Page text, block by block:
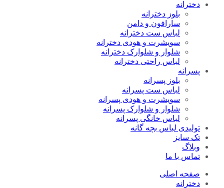
دخترانه
بلوز دخترانه
سارافون و دامن
لباس ست دخترانه
سویشرت و هودی دخترانه
شلوار و شلوارک دخترانه
لباس راحتی دخترانه
پسرانه
بلوز پسرانه
لباس ست پسرانه
سویشرت و هودی پسرانه
شلوار و شلوارک پسرانه
لباس خانگی پسرانه
تولیدی لباس بچه گانه
تک سایز
وبلاگ
تماس با ما
صفحه اصلی
دخترانه